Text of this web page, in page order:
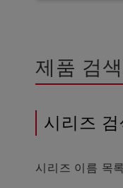
제품 검색
시리즈 검
시리즈 이름 목